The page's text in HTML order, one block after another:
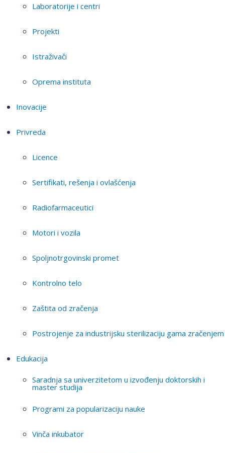
Laboratorije i centri
Projekti
Istraživači
Oprema instituta
Inovacije
Privreda
Licence
Sertifikati, rešenja i ovlašćenja
Radiofarmaceutici
Motori i vozila
Spoljnotrgovinski promet
Kontrolno telo
Zaštita od zračenja
Postrojenje za industrijsku sterilizaciju gama zračenjem
Edukacija
Saradnja sa univerzitetom u izvođenju doktorskih i
master studija
Programi za popularizaciju nauke
Vinča inkubator